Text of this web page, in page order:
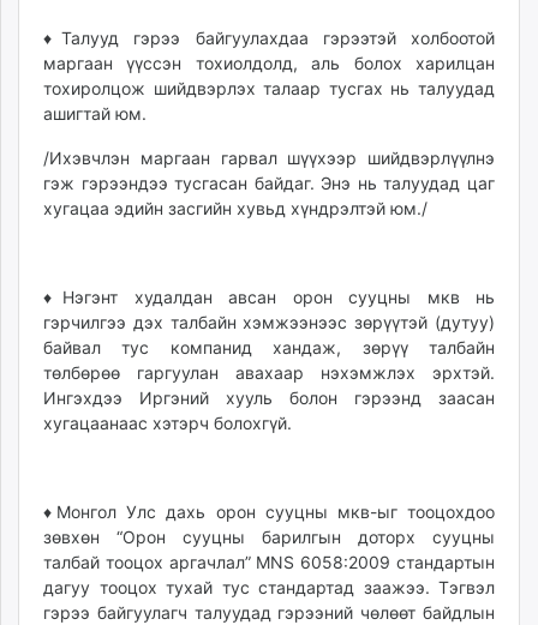
♦Талууд гэрээ байгуулахдаа гэрээтэй холбоотой
маргаан үүссэн тохиолдолд, аль болох харилцан
тохиролцож шийдвэрлэх талаар тусгах нь талуудад
ашигтай юм.
/Ихэвчлэн маргаан гарвал шүүхээр шийдвэрлүүлнэ
гэж гэрээндээ тусгасан байдаг. Энэ нь талуудад цаг
хугацаа эдийн засгийн хувьд хүндрэлтэй юм./
♦Нэгэнт худалдан авсан орон сууцны мкв нь
гэрчилгээ дэх талбайн хэмжээнээс зөрүүтэй (дутуу)
байвал тус компанид хандаж, зөрүү талбайн
төлбөрөө гаргуулан авахаар нэхэмжлэх эрхтэй.
Ингэхдээ Иргэний хууль болон гэрээнд заасан
хугацаанаас хэтэрч болохгүй.
♦Монгол Улс дахь орон сууцны мкв-ыг тооцохдоо
зөвхөн “Орон сууцны барилгын доторх сууцны
талбай тооцох аргачлал” MNS 6058:2009 стандартын
дагуу тооцох тухай тус стандартад заажээ. Тэгвэл
гэрээ байгуулагч талуудад гэрээний чөлөөт байдлын